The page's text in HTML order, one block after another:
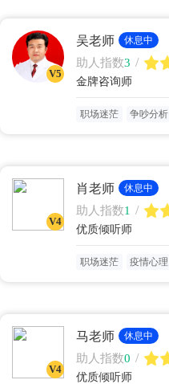
V5
吴老师 休息中
助人指数3 /
金牌咨询师
职场迷茫 争吵分析
V4
肖老师 休息中
助人指数1 /
优质倾听师
职场迷茫 疫情心理
V4
马老师 休息中
助人指数0 /
优质倾听师